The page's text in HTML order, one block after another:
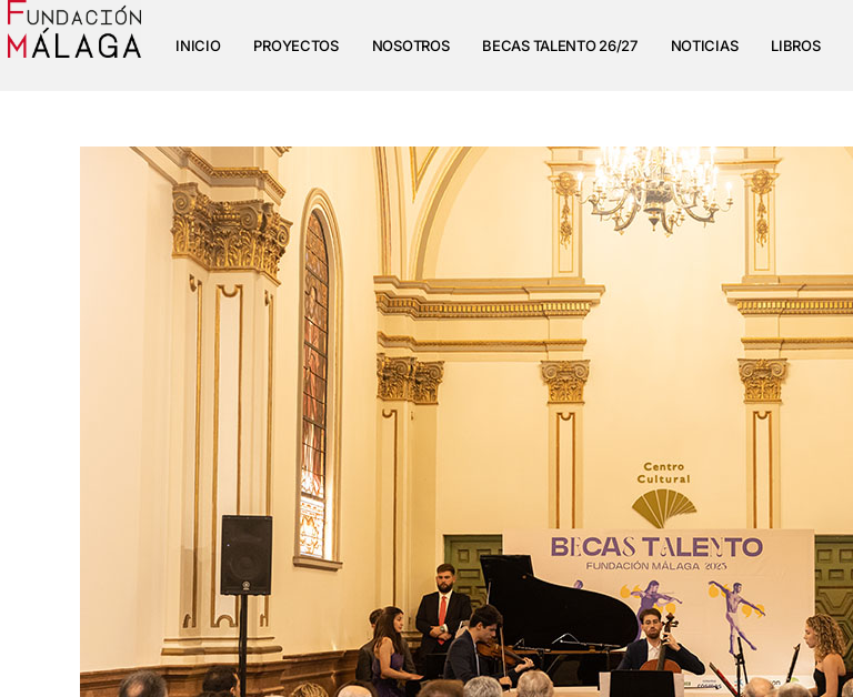
INICIO PROYECTOS NOSOTROS BECAS TALENTO 26/27 NOTICIAS LIBROS